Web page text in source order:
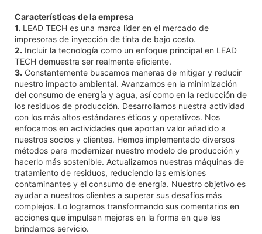
Características de la empresa
1. LEAD TECH es una marca líder en el mercado de
impresoras de inyección de tinta de bajo costo.
2. Incluir la tecnología como un enfoque principal en LEAD
TECH demuestra ser realmente eficiente.
3. Constantemente buscamos maneras de mitigar y reducir
nuestro impacto ambiental. Avanzamos en la minimización
del consumo de energía y agua, así como en la reducción de
los residuos de producción. Desarrollamos nuestra actividad
con los más altos estándares éticos y operativos. Nos
enfocamos en actividades que aportan valor añadido a
nuestros socios y clientes. Hemos implementado diversos
métodos para modernizar nuestro modelo de producción y
hacerlo más sostenible. Actualizamos nuestras máquinas de
tratamiento de residuos, reduciendo las emisiones
contaminantes y el consumo de energía. Nuestro objetivo es
ayudar a nuestros clientes a superar sus desafíos más
complejos. Lo logramos transformando sus comentarios en
acciones que impulsan mejoras en la forma en que les
brindamos servicio.